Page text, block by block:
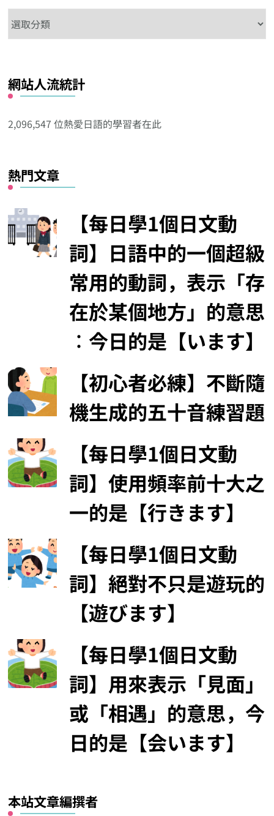
這
其
他
類
網站人流統計
2,096,547 位熱愛日語的學習者在此
熱門文章
【每日學1個日文動
詞】日語中的一個超級
常用的動詞，表示「存
在於某個地方」的意思
︰今日的是【います】
【初心者必練】不斷隨
機生成的五十音練習題
【每日學1個日文動
詞】使用頻率前十大之
一的是【行きます】
【每日學1個日文動
詞】絕對不只是遊玩的
【遊びます】
【每日學1個日文動
詞】用來表示「見面」
或「相遇」的意思，今
日的是【会います】
本站文章編撰者